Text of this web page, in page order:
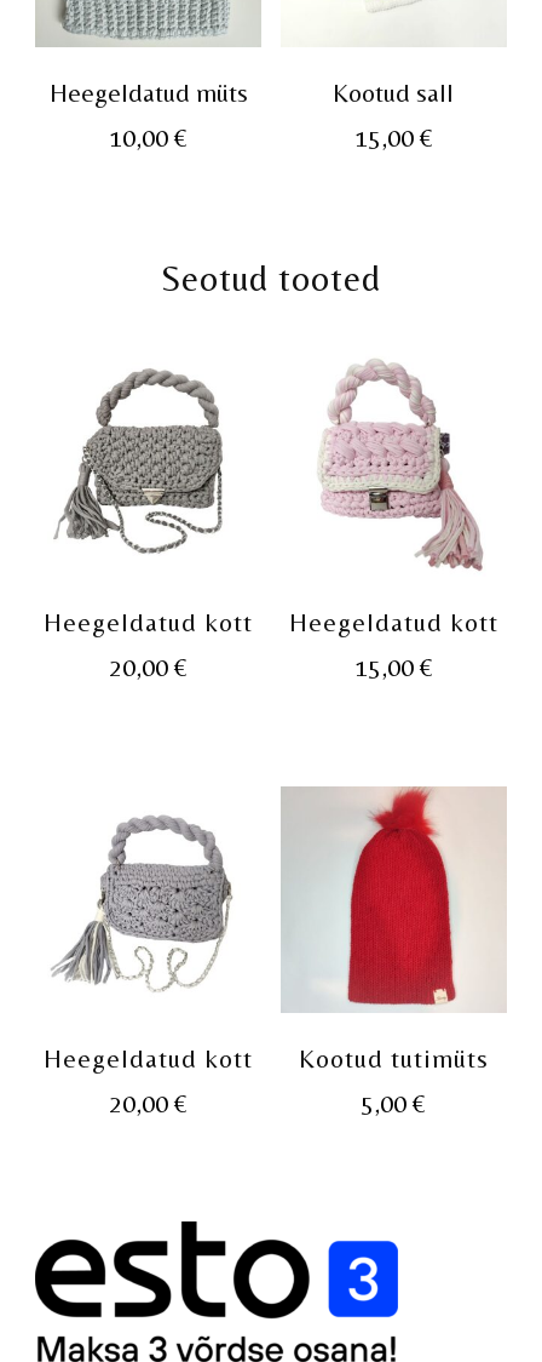
Heegeldatud müts
10,00€
Kootud sall
15,00 €
Seotud tooted
Heegeldatud kott
20,00€
Heegeldatud kott
15,00 €
Heegeldatud kott
20,00€
Kootud tutimüts
5,00€